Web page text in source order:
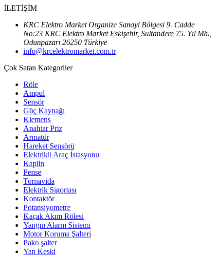
İLETİŞİM
KRC Elektro Market Organize Sanayi Bölgesi 9. Cadde
No:23 KRC Elektro Market Eskişehir, Sultandere 75. Yıl Mh.,
Odunpazarı 26250 Türkiye
info@krcelektromarket.com.tr
Çok Satan Kategoriler
Röle
Ampul
Sensör
Güç Kaynağı
Klemens
Anahtar Priz
Armatür
Hareket Sensörü
Elektrikli Araç İstasyonu
Kaplin
Pense
Tornavida
Elektrik Sigortası
Kontaktör
Potansiyometre
Kaçak Akım Rölesi
Yangın Alarm Sistemi
Motor Koruma Şalteri
Pako şalter
Yan Keski